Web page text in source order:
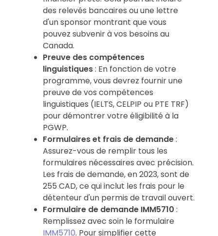
des relevés bancaires ou une lettre
d'un sponsor montrant que vous
pouvez subvenir à vos besoins au
Canada.
Preuve des compétences
linguistiques: En fonction de votre
programme, vous devrez fournir une
preuve de vos compétences
linguistiques (IELTS, CELPIP ou PTE TRF)
pour démontrer votre éligibilité à la
PGWP.
Formulaires et frais de demande:
Assurez-vous de remplir tous les
formulaires nécessaires avec précision.
Les frais de demande, en 2023, sont de
255 CAD, ce qui inclut les frais pour le
détenteur d'un permis de travail ouvert.
Formulaire de demande IMM5710 :
Remplissez avec soin le formulaire
IMM5710. Pour simplifier cette